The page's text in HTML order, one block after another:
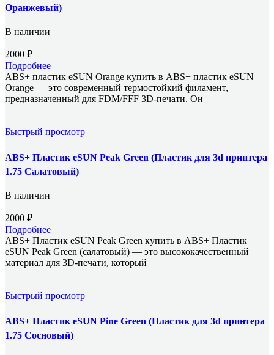
Оранжевый)
В наличии
2000 ₽
Подробнее
ABS+ пластик eSUN Orange купить в ABS+ пластик eSUN
Orange — это современный термостойкий филамент,
предназначенный для FDM/FFF 3D-печати. Он
Быстрый просмотр
ABS+ Пластик eSUN Peak Green (Пластик для 3d принтера
1.75 Салатовый)
В наличии
2000 ₽
Подробнее
ABS+ Пластик eSUN Peak Green купить в ABS+ Пластик
eSUN Peak Green (салатовый) — это высококачественный
материал для 3D-печати, который
Быстрый просмотр
ABS+ Пластик eSUN Pine Green (Пластик для 3d принтера
1.75 Сосновый)